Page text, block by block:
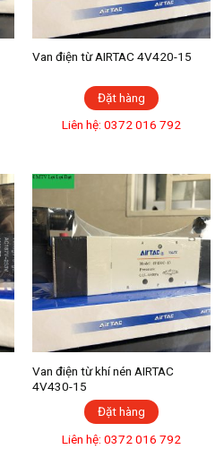
Van điện từ AIRTAC 4V420-15
Đặt hàng
Liên hệ: 0372 016 792
Van điện từ khí nén AIRTAC
4V430-15
Đặt hàng
Liên hệ: 0372 016 792